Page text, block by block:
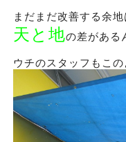
まだまだ改善する余
天と地の差がある
ウチのスタッフもこの